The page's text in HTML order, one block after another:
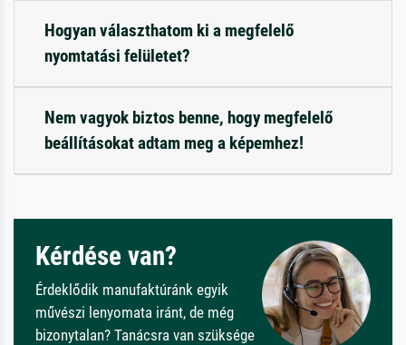
Hogyan választhatom ki a megfelelő
nyomtatási felületet?
Nem vagyok biztos benne, hogy megfelelő
beállításokat adtam meg a képemhez!
Kérdése van?
Érdeklődik manufaktúránk egyik
művészi lenyomata iránt, de még
bizonytalan? Tanácsra van szüksége